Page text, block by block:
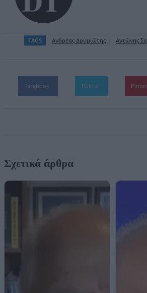
TAGS Ανδρέας Δρυμιώτης Αντώνης
Facebook Twitter
Σχετικά άρθρα